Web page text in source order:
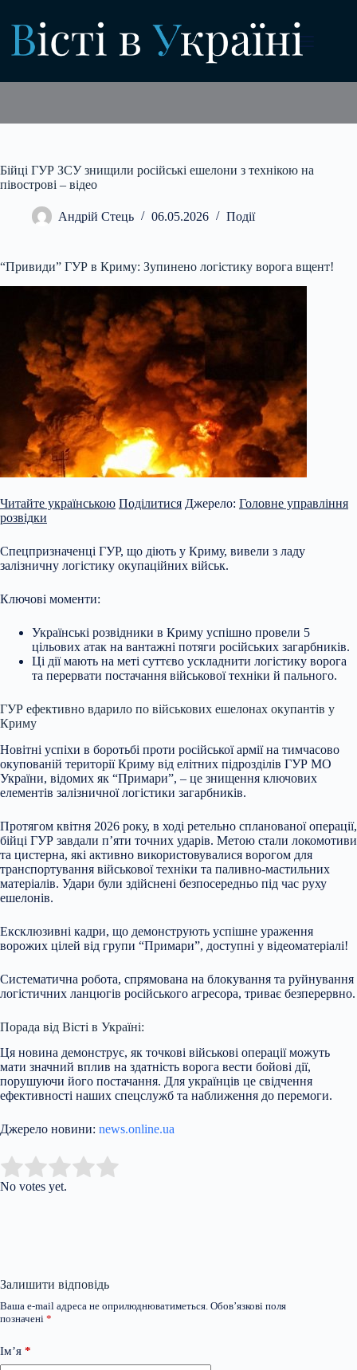
вмісту
Бійці ГУР ЗСУ знищили російські ешелони з технікою на
півострові – відео
Андрій Стець 06.05.2026 Події
“Привиди” ГУР в Криму: Зупинено логістику ворога вщент!
Читайте українською Поділитися Джерело: Головне управління
розвідки
Спецпризначенці ГУР, що діють у Криму, вивели з ладу
залізничну логістику окупаційних військ.
Ключові моменти:
Українські розвідники в Криму успішно провели 5
цільових атак на вантажні потяги російських загарбників.
Ці дії мають на меті суттєво ускладнити логістику ворога
та перервати постачання військової техніки й пального.
ГУР ефективно вдарило по військових ешелонах окупантів у
Криму
Новітні успіхи в боротьбі проти російської армії на тимчасово
окупованій території Криму від елітних підрозділів ГУР МО
України, відомих як “Примари”, – це знищення ключових
елементів залізничної логістики загарбників.
Протягом квітня 2026 року, в ході ретельно спланованої операції,
бійці ГУР завдали п’яти точних ударів. Метою стали локомотиви
та цистерна, які активно використовувалися ворогом для
транспортування військової техніки та паливно-мастильних
матеріалів. Удари були здійснені безпосередньо під час руху
ешелонів.
Ексклюзивні кадри, що демонструють успішне ураження
ворожих цілей від групи “Примари”, доступні у відеоматеріалі!
Систематична робота, спрямована на блокування та руйнування
логістичних ланцюгів російського агресора, триває безперервно.
Порада від Вісті в Україні:
Ця новина демонструє, як точкові військові операції можуть
мати значний вплив на здатність ворога вести бойові дії,
порушуючи його постачання. Для українців це свідчення
ефективності наших спецслужб та наближення до перемоги.
Джерело новини: news.online.ua
Rate this item:
No votes yet.
Залишити відповідь
Ваша e-mail адреса не оприлюднюватиметься. Обов’язкові поля
позначені *
Ім’я *